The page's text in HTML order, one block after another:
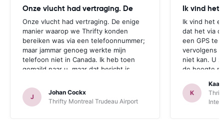
Onze vlucht had vertraging. De
Onze vlucht had vertraging. De enige
manier waarop we Thrifty konden
bereiken was via een telefoonnummer;
maar jammar genoeg werkte mijn
telefoon niet in Canada. Ik heb toen
gemaild naar u, maar dat bericht is
Deze opmerking geldt zowel voor
Thrifte als voor u: het zou fijn zijn om
op een andere manier contact te
J
Johan Cockx
Thrifty Montreal Trudeau Airport
Ik vind het
Ik vind het
dat het via
een GPS te
vervolgens
niet kan. U
de hoogte
een GPS bij
is. Dan
K
Kaat